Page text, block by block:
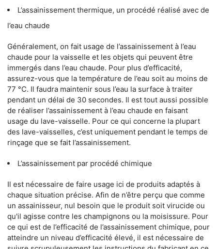
L’assainissement thermique, un procédé réalisé avec de
l’eau chaude
Généralement, on fait usage de l’assainissement à l’eau
chaude pour la vaisselle et les objets qui peuvent être
immergés dans l’eau chaude. Pour plus d’efficacité,
assurez-vous que la température de l’eau soit au moins de
77 °C. Il faudra maintenir sous l’eau la surface à traiter
pendant un délai de 30 secondes. Il est tout aussi possible
de réaliser l’assainissement à l’eau chaude en faisant
usage du lave-vaisselle. Pour ce qui concerne la plupart
des lave-vaisselles, c’est uniquement pendant le temps de
rinçage que se fait l’assainissement.
L’assainissement par procédé chimique
Il est nécessaire de faire usage ici de produits adaptés à
chaque situation précise. Afin de n’être perçu que comme
un assainisseur, nul besoin que le produit soit virucide ou
qu'il agisse contre les champignons ou la moisissure. Pour
ce qui est de l’efficacité de l’assainissement chimique, pour
atteindre un niveau d’efficacité élevé, il est nécessaire de